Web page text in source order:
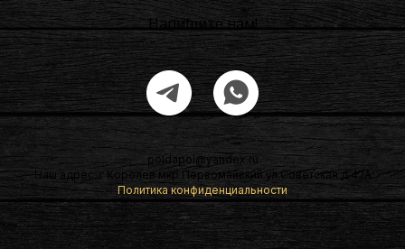
Напишите нам!
poldapol@yandex.ru
Наш адрес: г Королев мкр Первомайский ул Советская д 42А
Политика конфиденциальности